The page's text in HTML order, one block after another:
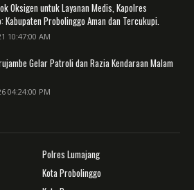
Oksigen untuk Layanan Medis, Kapolres
Kabupaten Probolinggo Aman dan Tercukupi.
10:47:00 AM
Gelar Patroli dan Razia Kendaraan Malam
04:24:00 PM
Polres Lumajang
Kota Probolinggo